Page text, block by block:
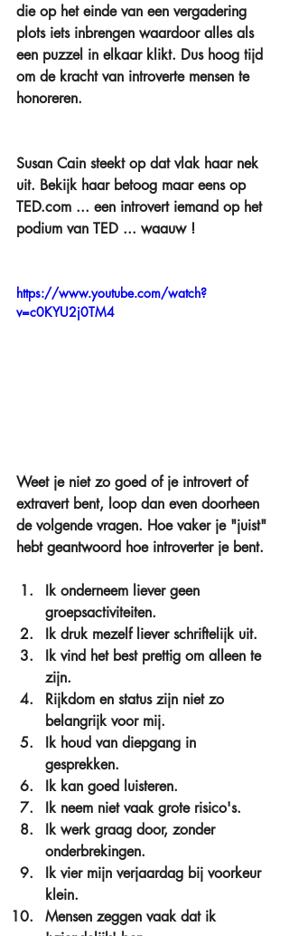
die op het einde van een vergadering
plots iets inbrengen waardoor alles als
een puzzel in elkaar klikt. Dus hoog tijd
om de kracht van introverte mensen te
honoreren.
Susan Cain steekt op dat vlak haar nek
uit. Bekijk haar betoog maar eens op
TED.com ... een introvert iemand op het
podium van TED ... waauw !
https://www.youtube.com/watch?
v=c0KYU2j0TM4
Weet je niet zo goed of je introvert of
extravert bent, loop dan even doorheen
de volgende vragen. Hoe vaker je "juist"
hebt geantwoord hoe introverter je bent.
Ik onderneem liever geen
groepsactiviteiten.
Ik druk mezelf liever schriftelijk uit.
Ik vind het best prettig om alleen te
zijn.
Rijkdom en status zijn niet zo
belangrijk voor mij.
Ik houd van diepgang in
gesprekken.
Ik kan goed luisteren.
Ik neem niet vaak grote risico's.
Ik werk graag door, zonder
onderbrekingen.
Ik vier mijn verjaardag bij voorkeur
klein.
Mensen zeggen vaak dat ik